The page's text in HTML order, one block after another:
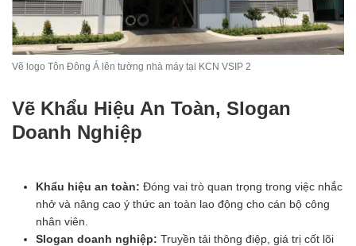
Vẽ logo Tôn Đông Á lên tường nhà máy tại KCN VSIP 2
Vẽ Khẩu Hiệu An Toàn, Slogan
Doanh Nghiệp
Khẩu hiệu an toàn: Đóng vai trò quan trọng trong việc nhắc
nhở và nâng cao ý thức an toàn lao động cho cán bộ công
nhân viên.
Slogan doanh nghiệp: Truyền tải thông điệp, giá trị cốt lõi